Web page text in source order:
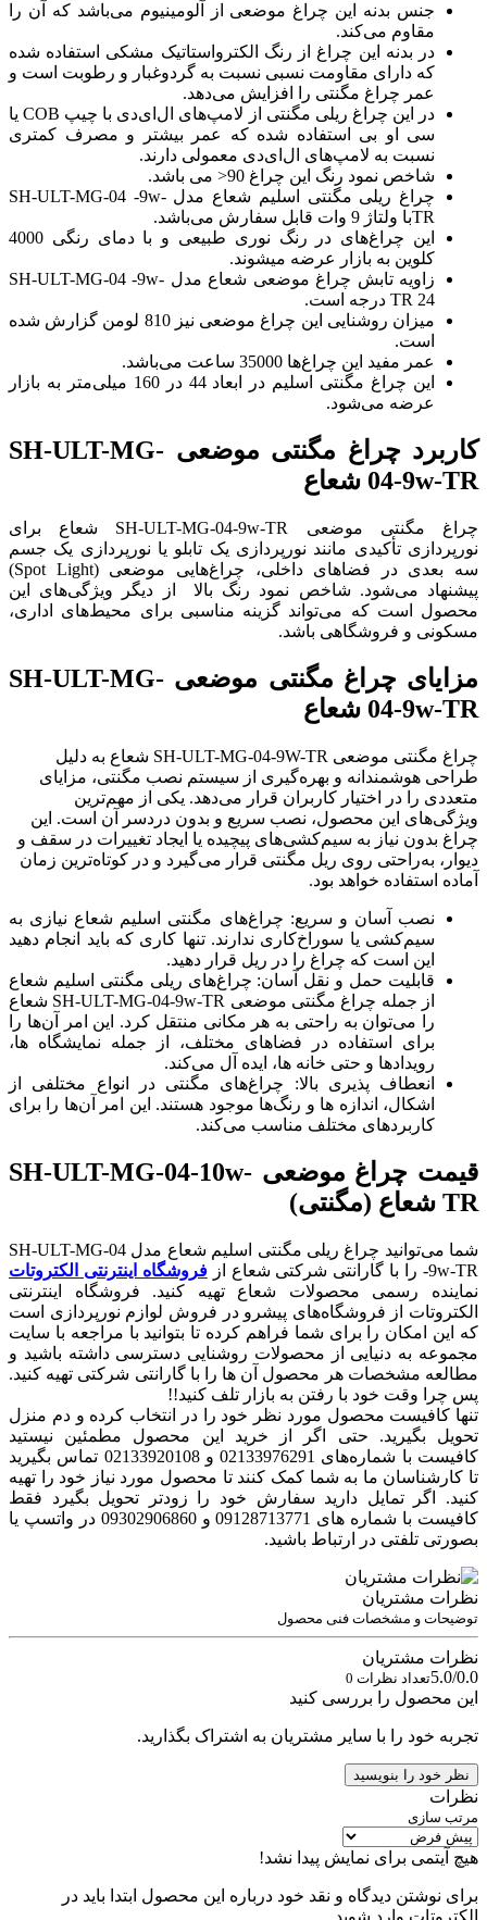
جنس بدنه این چراغ موضعی از آلومینیوم می‌باشد که آن را
مقاوم می‌کند.
در بدنه این چراغ از رنگ الکترواستاتیک مشکی استفاده شده
که دارای مقاومت نسبی نسبت به گردوغبار و رطوبت است و
عمر چراغ مگنتی را افزایش می‌دهد.
در این چراغ ریلی مگنتی از لامپ‌های ال‌ای‌دی با چیپ COB یا
سی او بی استفاده شده که عمر بیشتر و مصرف کمتری
نسبت به لامپ‌های ال‌ای‌دی معمولی دارند.
شاخص نمود رنگ این چراغ 90< می باشد.
چراغ ریلی مگنتی اسلیم شعاع مدل SH-ULT-MG-04 -9w-
TRبا ولتاژ 9 وات قابل سفارش می‌باشد.
این چراغ‌های در رنگ نوری طبیعی و با دمای رنگی 4000
کلوین به بازار عرضه می‎شوند.
زاویه تابش چراغ موضعی شعاع مدل SH-ULT-MG-04 -9w-
TR 24 درجه است.
میزان روشنایی این چراغ موضعی نیز 810 لومن گزارش شده
است.
عمر مفید این چراغ‌ها 35000 ساعت می‌باشد.
این چراغ مگنتی اسلیم در ابعاد 44 در 160 میلی‌متر به بازار
عرضه می‌شود.
کاربرد چراغ مگنتی موضعی SH-ULT-MG-
04-9w-TR شعاع
چراغ مگنتی موضعی SH-ULT-MG-04-9w-TR شعاع برای
نورپردازی تأکیدی مانند نورپردازی یک تابلو یا نورپردازی یک جسم
سه بعدی در فضاهای داخلی، چراغ‌هایی موضعی (Spot Light)
پیشنهاد می‌شود. شاخص نمود رنگ بالا از دیگر ویژگی‌های این
محصول است که می‌تواند گزینه مناسبی برای محیط‌های اداری،
مسکونی و فروشگاهی باشد.
مزایای چراغ مگنتی موضعی SH-ULT-MG-
04-9w-TR شعاع
چراغ مگنتی موضعی SH-ULT-MG-04-9W-TR شعاع به دلیل
طراحی هوشمندانه و بهره‌گیری از سیستم نصب مگنتی، مزایای
متعددی را در اختیار کاربران قرار می‌دهد. یکی از مهم‌ترین
ویژگی‌های این محصول، نصب سریع و بدون دردسر آن است. این
چراغ بدون نیاز به سیم‌کشی‌های پیچیده یا ایجاد تغییرات در سقف و
دیوار، به‌راحتی روی ریل مگنتی قرار می‌گیرد و در کوتاه‌ترین زمان
آماده استفاده خواهد بود.
نصب آسان و سریع: چراغ‌های مگنتی اسلیم شعاع نیازی به
سیم‌کشی یا سوراخ‌کاری ندارند. تنها کاری که باید انجام دهید
این است که چراغ را در ریل قرار دهید.
قابلیت حمل و نقل آسان: چراغ‌های ریلی مگنتی اسلیم شعاع
از جمله چراغ مگنتی موضعی SH-ULT-MG-04-9w-TR شعاع
را می‌توان به راحتی به هر مکانی منتقل کرد. این امر آن‌ها را
برای استفاده در فضاهای مختلف، از جمله نمایشگاه ها،
رویدادها و حتی خانه ها، ایده آل می‌کند.
انعطاف پذیری بالا: چراغ‌های مگنتی در انواع مختلفی از
اشکال، اندازه ها و رنگ‌ها موجود هستند. این امر آن‌ها را برای
کاربردهای مختلف مناسب می‌کند.
قیمت چراغ موضعی SH-ULT-MG-04-10w-
TR شعاع (مگنتی)
شما می‌توانید چراغ ریلی مگنتی اسلیم شعاع مدل SH-ULT-MG-04
-9w-TR را با گارانتی شرکتی شعاع از
فروشگاه اینترنتی الکتروتات
نماینده رسمی محصولات شعاع تهیه کنید. فروشگاه اینترنتی
الکتروتات از فروشگاه‌های پیشرو در فروش لوازم نورپردازی است
که این امکان را برای شما فراهم کرده تا بتوانید با مراجعه با سایت
مجموعه به دنیایی از محصولات روشنایی دسترسی داشته باشید و
مطالعه مشخصات هر محصول آن ها را با گارانتی شرکتی تهیه کنید.
پس چرا وقت خود با رفتن به بازار تلف کنید!!
تنها کافیست محصول مورد نظر خود را در انتخاب کرده و دم منزل
تحویل بگیرید. حتی اگر از خرید این محصول مطمئین نیستید
کافیست با شماره‌های 02133976291 و 02133920108 تماس بگیرید
تا کارشناسان ما به شما کمک کنند تا محصول مورد نیاز خود را تهیه
کنید. اگر تمایل دارید سفارش خود را زود‌تر تحویل بگیرد فقط
کافیست با شماره های 09128713771 و 09302906860 در واتسپ یا
بصورتی تلفتی در ارتباط باشید.
نظرات مشتریان
توضیحات و مشخصات فنی محصول
نظرات مشتریان
5.0/0.0تعداد نظرات 0
این محصول را بررسی کنید
تجربه خود را با سایر مشتریان به اشتراک بگذارید.
نظر خود را بنویسید
نظرات
مرتب سازی
هیچ آیتمی برای نمایش پیدا نشد!
برای نوشتن دیدگاه و نقد خود درباره این محصول ابتدا باید در
الکتروتات وارد شوید.